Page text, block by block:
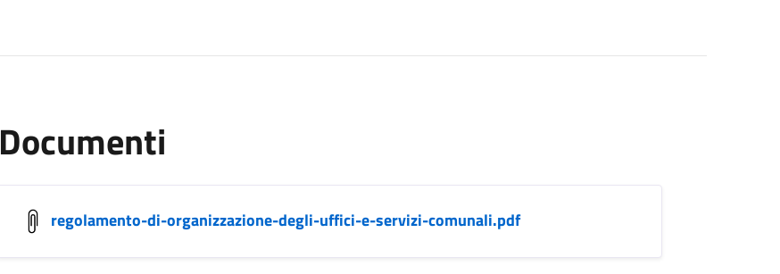
Documenti
regolamento-di-organizzazione-degli-uffici-e-servizi-comunali.pdf